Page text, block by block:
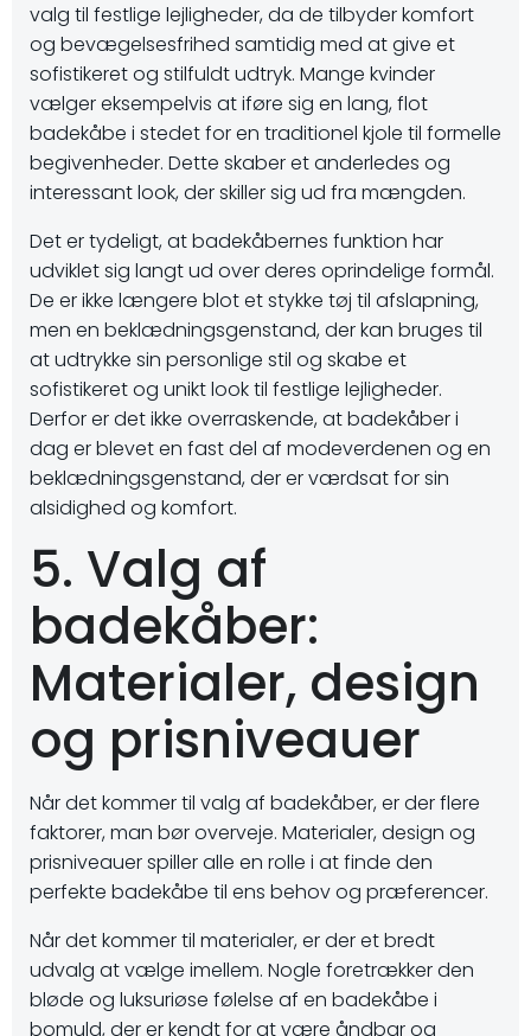
valg til festlige lejligheder, da de tilbyder komfort
og bevægelsesfrihed samtidig med at give et
sofistikeret og stilfuldt udtryk. Mange kvinder
vælger eksempelvis at iføre sig en lang, flot
badekåbe i stedet for en traditionel kjole til formelle
begivenheder. Dette skaber et anderledes og
interessant look, der skiller sig ud fra mængden.
Det er tydeligt, at badekåbernes funktion har
udviklet sig langt ud over deres oprindelige formål.
De er ikke længere blot et stykke tøj til afslapning,
men en beklædningsgenstand, der kan bruges til
at udtrykke sin personlige stil og skabe et
sofistikeret og unikt look til festlige lejligheder.
Derfor er det ikke overraskende, at badekåber i
dag er blevet en fast del af modeverdenen og en
beklædningsgenstand, der er værdsat for sin
alsidighed og komfort.
5. Valg af
badekåber:
Materialer, design
og prisniveauer
Når det kommer til valg af badekåber, er der flere
faktorer, man bør overveje. Materialer, design og
prisniveauer spiller alle en rolle i at finde den
perfekte badekåbe til ens behov og præferencer.
Når det kommer til materialer, er der et bredt
udvalg at vælge imellem. Nogle foretrækker den
bløde og luksuriøse følelse af en badekåbe i
bomuld, der er kendt for at være åndbar og